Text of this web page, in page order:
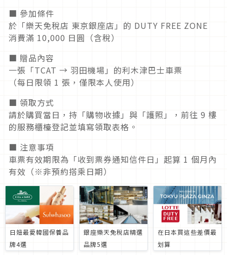
■ 參加條件
於「樂天免稅店 東京銀座店」的 DUTY FREE ZONE
消費滿 10,000 日圓（含稅）
■ 贈品內容
一張「TCAT → 羽田機場」的利木津巴士車票
（每日限領 1 張，僅限本人使用）
■ 領取方式
請於購買當日，持「購物收據」與「護照」，前往 9 樓
的服務櫃檯登記並填寫領取表格。
■ 注意事項
車票有效期限為「收到票券通知信件日」起算 1 個月內
有效（※非預約搭乘日期）
日妞最愛韓國保養品
牌4選
銀座樂天免稅店精選
品牌5選
在日本買這些差價最
划算